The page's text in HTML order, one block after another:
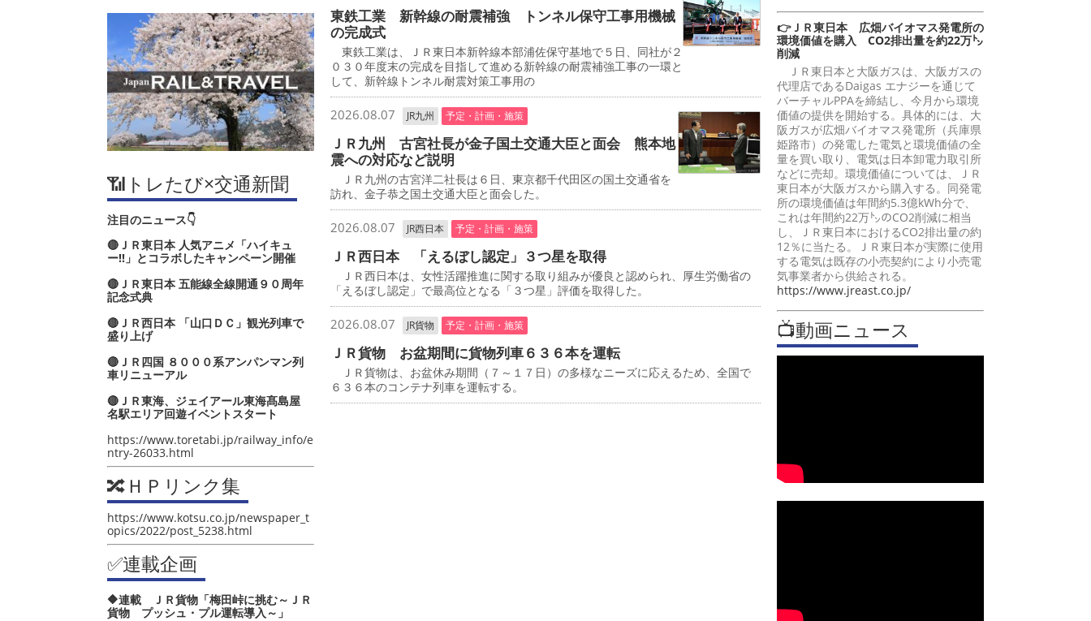
📶トレたび×交通新聞
注目のニュース👇
🔴ＪＲ東日本 人気アニメ「ハイキュ
ー‼」とコラボしたキャンペーン開催
🔴ＪＲ東日本 五能線全線開通９０周年
記念式典
🔴ＪＲ西日本 「山口ＤＣ」観光列車で
盛り上げ
🔴ＪＲ四国 ８０００系アンパンマン列
車リニューアル
🔴ＪＲ東海、ジェイアール東海髙島屋
名駅エリア回遊イベントスタート
https://www.toretabi.jp/railway_info/e
ntry-26033.html
🔀ＨＰリンク集
https://www.kotsu.co.jp/newspaper_t
opics/2022/post_5238.html
✅連載企画
🔶連載 ＪＲ貨物「梅田峠に挑む～ＪＲ
貨物 プッシュ・プル運転導入～」
東鉄工業 新幹線の耐震補強 トンネル保守工事用機械
の完成式
東鉄工業は、ＪＲ東日本新幹線本部浦佐保守基地で５日、同社が２
０３０年度末の完成を目指して進める新幹線の耐震補強工事の一環と
して、新幹線トンネル耐震対策工事用の
2026.08.07 JR九州 予定・計画・施策
ＪＲ九州 古宮社長が金子国土交通大臣と面会 熊本地
震への対応など説明
ＪＲ九州の古宮洋二社長は６日、東京都千代田区の国土交通省を
訪れ、金子恭之国土交通大臣と面会した。
2026.08.07 JR西日本 予定・計画・施策
ＪＲ西日本 「えるぼし認定」３つ星を取得
ＪＲ西日本は、女性活躍推進に関する取り組みが優良と認められ、厚生労働省の
「えるぼし認定」で最高位となる「３つ星」評価を取得した。
2026.08.07 JR貨物 予定・計画・施策
ＪＲ貨物 お盆期間に貨物列車６３６本を運転
ＪＲ貨物は、お盆休み期間（７～１７日）の多様なニーズに応えるため、全国で
６３６本のコンテナ列車を運転する。
👉ＪＲ東日本 広畑バイオマス発電所の
環境価値を購入 CO2排出量を約22万㌧
削減
ＪＲ東日本と大阪ガスは、大阪ガスの
代理店であるDaigas エナジーを通じて
バーチャルPPAを締結し、今月から環境
価値の提供を開始する。具体的には、大
阪ガスが広畑バイオマス発電所（兵庫県
姫路市）の発電した電気と環境価値の全
量を買い取り、電気は日本卸電力取引所
などに売却。環境価値については、ＪＲ
東日本が大阪ガスから購入する。同発電
所の環境価値は年間約5.3億kWh分で、
これは年間約22万㌧のCO2削減に相当
し、ＪＲ東日本におけるCO2排出量の約
12％に当たる。ＪＲ東日本が実際に使用
する電気は既存の小売契約により小売電
気事業者から供給される。
https://www.jreast.co.jp/
📺動画ニュース